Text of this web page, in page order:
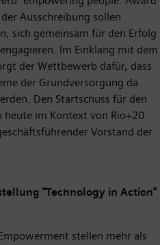
Ausschreibung sollen
sich gemeinsam für den Erfolg
Im Einklang mit dem
der Wettbewerb dafür, dass
der Grundversorgung da
Den Startschuss für den
im Kontext von Rio+20
Vorstand der
"Technology in Action"
stellen mehr als